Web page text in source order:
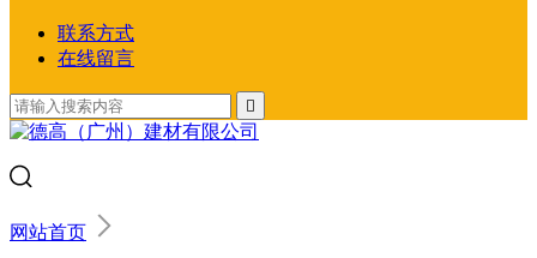
联系方式
在线留言

网站首页